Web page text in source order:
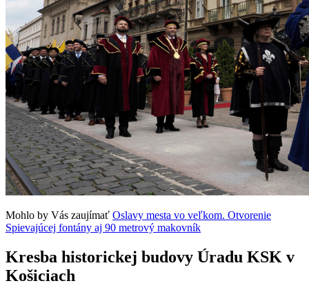
Mohlo by Vás zaujímať Oslavy mesta vo veľkom. Otvorenie
Spievajúcej fontány aj 90 metrový makovník
Kresba historickej budovy Úradu KSK v
Košiciach